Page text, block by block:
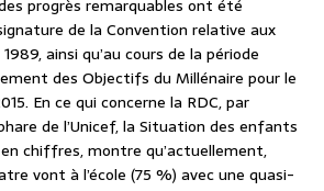
progrès remarquables ont été
de la Convention relative aux
ainsi qu’au cours de la période
des Objectifs du Millénaire pour le
En ce qui concerne la RDC, par
de l’Unicef, la Situation des enfants
chiffres, montre qu’actuellement,
vont à l’école (75 %) avec une quasi-